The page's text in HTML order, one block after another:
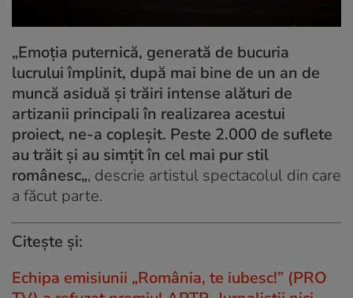
„Emoția puternică, generată de bucuria
lucrului împlinit, după mai bine de un an de
muncă asiduă și trăiri intense alături de
artizanii principali în realizarea acestui
proiect, ne-a copleșit. Peste 2.000 de suflete
au trăit și au simțit în cel mai pur stil
românesc„, descrie artistul spectacolul din care
a făcut parte.
Citește și:
Echipa emisiunii „România, te iubesc!” (PRO